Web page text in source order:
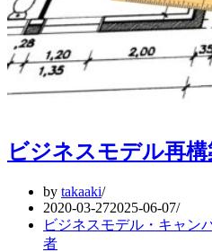
ビジネスモデル再構
by takaaki
2020-03-272025-06-07
ビジネスモデル・キャン
者